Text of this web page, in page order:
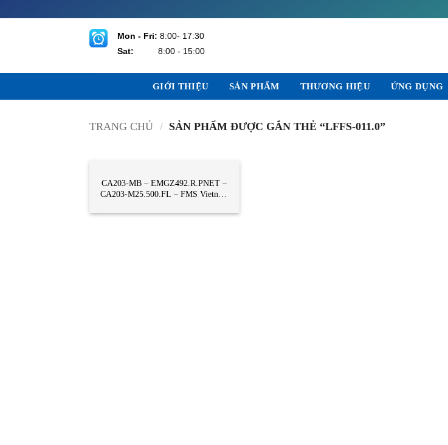
qua
Mon - Fri: 8:00- 17:30
Sat:
8:00 - 15:00
GIỚI THIỆU SẢN PHẨM THƯƠNG HIỆU ỨNG DỤNG
TRANG CHỦ / SẢN PHẨM ĐƯỢC GẮN THẺ “LFFS-011.0”
CA203-MB – EMGZ492.R.PNET –
CA203-M25.500.FL – FMS Vietnam